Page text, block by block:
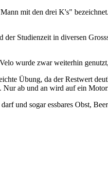
mit den drei K's"
Studienzeit in diversen
wurde zwar weiterhin
Übung, da der Restwert
Nur ab und an wird auf ein
und sogar essbares Obst,